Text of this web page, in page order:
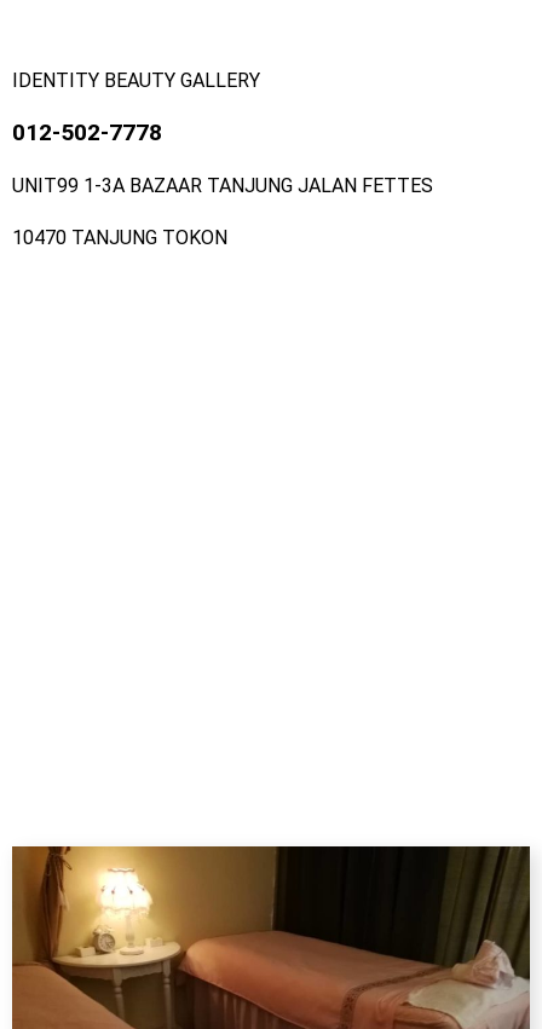
IDENTITY BEAUTY GALLERY
012-502-7778
UNIT99 1-3A BAZAAR TANJUNG JALAN FETTES
10470 TANJUNG TOKON